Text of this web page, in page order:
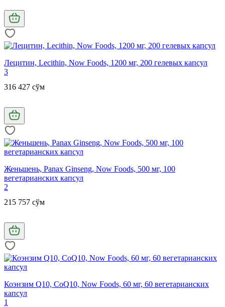
Лецитин, Lecithin, Now Foods, 1200 мг, 200 гелевых капсул
3
316 427 сўм
Женьшень, Panax Ginseng, Now Foods, 500 мг, 100
вегетарианских капсул
2
215 757 сўм
Коэнзим Q10, CoQ10, Now Foods, 60 мг, 60 вегетарианских
капсул
1